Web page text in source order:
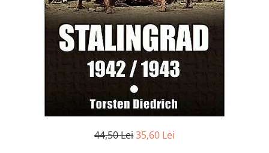
Istorie/Critica
Jurnale/Memorii
Manuale scolare/Cursuri
44,50 Lei35,60 Lei